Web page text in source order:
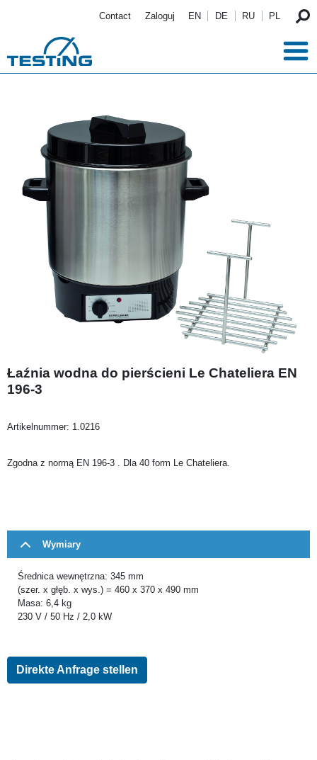
Contact Zaloguj EN DE RU PL
Łaźnia wodna do pierścieni Le Chateliera EN
196-3
Artikelnummer: 1.0216
Zgodna z normą EN 196-3 . Dla 40 form Le Chateliera.
Wymiary
Średnica wewnętrzna: 345 mm
(szer. x głęb. x wys.) = 460 x 370 x 490 mm
Masa: 6,4 kg
230 V / 50 Hz / 2,0 kW
Direkte Anfrage stellen